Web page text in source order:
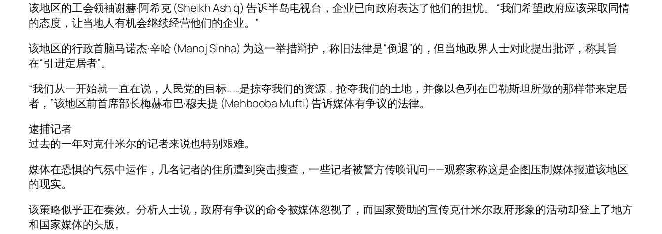
该地区的工会领袖谢赫·阿希克 (Sheikh Ashiq) 告诉半岛电视台，企业已向政府表达了他们的担忧。 “我们希望政府应该采取同情
的态度，让当地人有机会继续经营他们的企业。”
该地区的行政首脑马诺杰·辛哈 (Manoj Sinha) 为这一举措辩护，称旧法律是“倒退”的，但当地政界人士对此提出批评，称其旨
在“引进定居者”。
“我们从一开始就一直在说，人民党的目标……是掠夺我们的资源，抢夺我们的土地，并像以色列在巴勒斯坦所做的那样带来定居
者，”该地区前首席部长梅赫布巴·穆夫提 (Mehbooba Mufti) 告诉媒体有争议的法律。
逮捕记者
过去的一年对克什米尔的记者来说也特别艰难。
媒体在恐惧的气氛中运作，几名记者的住所遭到突击搜查，一些记者被警方传唤讯问——观察家称这是企图压制媒体报道该地区
的现实。
该策略似乎正在奏效。分析人士说，政府有争议的命令被媒体忽视了，而国家赞助的宣传克什米尔政府形象的活动却登上了地方
和国家媒体的头版。